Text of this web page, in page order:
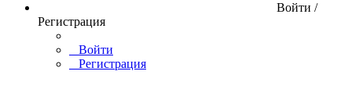
Войти /
Регистрация
Войти
Регистрация